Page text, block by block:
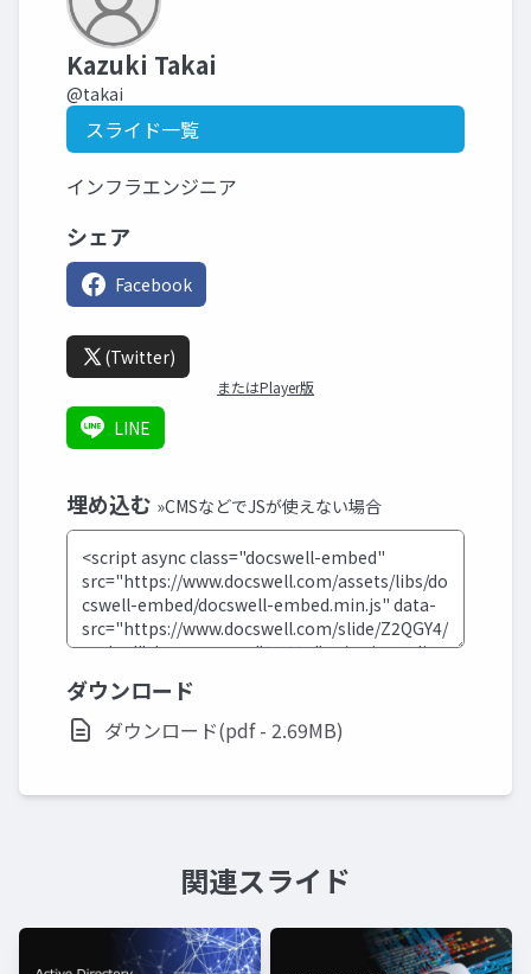
Kazuki Takai
@takai
スライド一覧
インフラエンジニア
シェア
Facebook
(Twitter)
またはPlayer版
LINE
埋め込む »CMSなどでJSが使えない場合
ダウンロード
ダウンロード(pdf - 2.69MB)
関連スライド